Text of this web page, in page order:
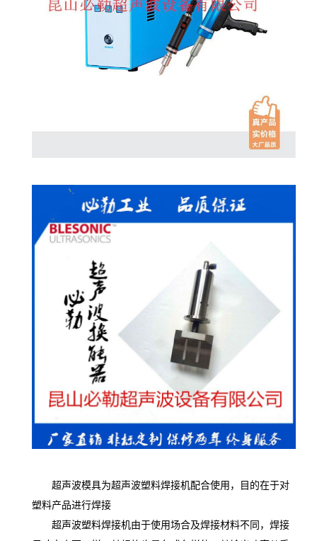
超声波模具为超声波塑料焊接机配合使用，目的在于对
塑料产品进行焊接
超声波塑料焊接机由于使用场合及焊接材料不同，焊接